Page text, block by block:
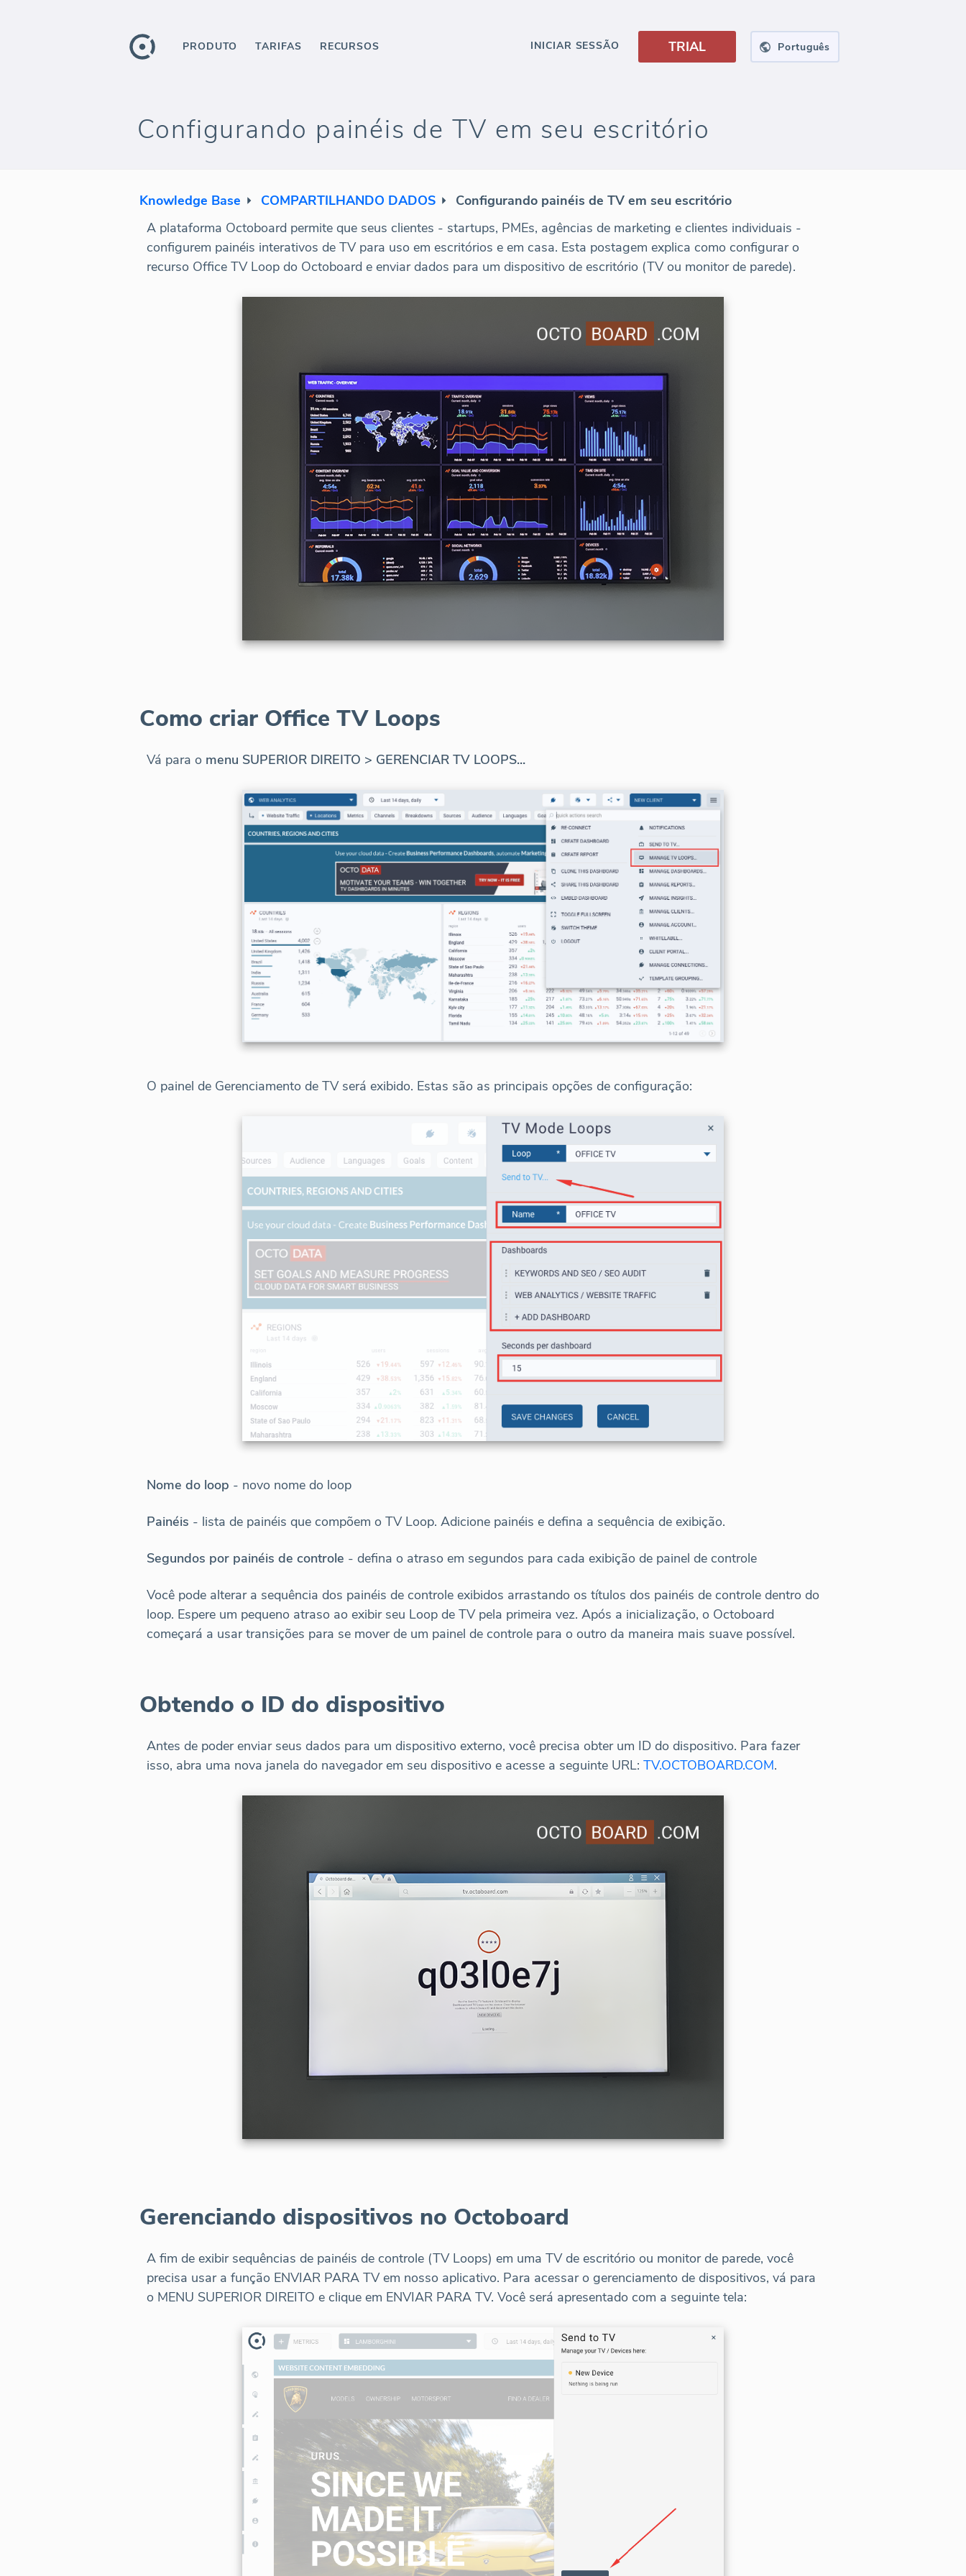
PRODUTO TARIFAS RECURSOS INICIAR SESSÃO TRIAL Português
Configurando painéis de TV em seu escritório
Knowledge Base COMPARTILHANDO DADOS
Configurando painéis de TV em seu escritório
A plataforma Octoboard permite que seus clientes - startups, PMEs, agências de marketing e clientes individuais -
configurem painéis interativos de TV para uso em escritórios e em casa. Esta postagem explica como configurar o
recurso Office TV Loop do Octoboard e enviar dados para um dispositivo de escritório (TV ou monitor de parede).
Como criar Office TV Loops
Vá para o menu SUPERIOR DIREITO > GERENCIAR TV LOOPS...
O painel de Gerenciamento de TV será exibido. Estas são as principais opções de configuração:
Nome do loop - novo nome do loop
Painéis - lista de painéis que compõem o TV Loop. Adicione painéis e defina a sequência de exibição.
Segundos por painéis de controle - defina o atraso em segundos para cada exibição de painel de controle
Você pode alterar a sequência dos painéis de controle exibidos arrastando os títulos dos painéis de controle dentro do
loop. Espere um pequeno atraso ao exibir seu Loop de TV pela primeira vez. Após a inicialização, o Octoboard
começará a usar transições para se mover de um painel de controle para o outro da maneira mais suave possível.
Obtendo o ID do dispositivo
Antes de poder enviar seus dados para um dispositivo externo, você precisa obter um ID do dispositivo. Para fazer
isso, abra uma nova janela do navegador em seu dispositivo e acesse a seguinte URL: TV.OCTOBOARD.COM.
Gerenciando dispositivos no Octoboard
A fim de exibir sequências de painéis de controle (TV Loops) em uma TV de escritório ou monitor de parede, você
precisa usar a função ENVIAR PARA TV em nosso aplicativo. Para acessar o gerenciamento de dispositivos, vá para
o MENU SUPERIOR DIREITO e clique em ENVIAR PARA TV. Você será apresentado com a seguinte tela: